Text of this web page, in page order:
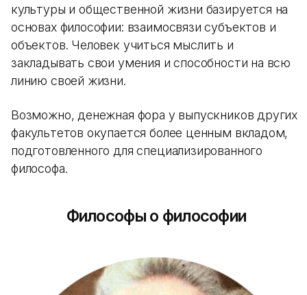
культуры и общественной жизни базируется на
основах философии: взаимосвязи субъектов и
объектов. Человек учиться мыслить и
закладывать свои умения и способности на всю
линию своей жизни.
Возможно, денежная фора у выпускников других
факультетов окупается более ценным вкладом,
подготовленного для специализированного
философа.
Философы о философии